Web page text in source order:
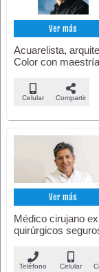
Ver más
Acuarelista,
Color con
Celular Compartir
Ver más
Médico cirujano
quirúrgicos
Teléfono Celular